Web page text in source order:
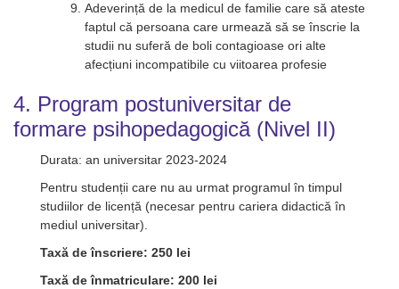
Adeverință de la medicul de familie care să ateste
faptul că persoana care urmează să se înscrie la
studii nu suferă de boli contagioase ori alte
afecțiuni incompatibile cu viitoarea profesie
4. Program postuniversitar de
formare psihopedagogică (Nivel II)
Durata: an universitar 2023-2024
Pentru studenții care nu au urmat programul în timpul
studiilor de licență (necesar pentru cariera didactică în
mediul universitar).
Taxă de înscriere: 250 lei
Taxă de înmatriculare: 200 lei